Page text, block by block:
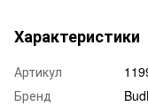
Характеристики
Артикул
Бренд